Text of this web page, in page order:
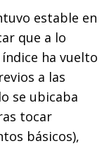
estable en
que a lo
ha vuelto
a las
se ubicaba
tocar
básicos),